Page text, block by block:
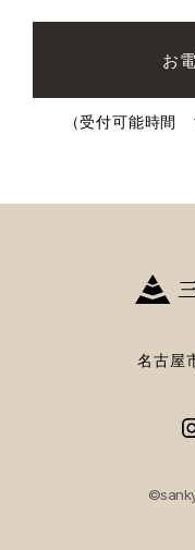
お
（受付可能時
名古屋